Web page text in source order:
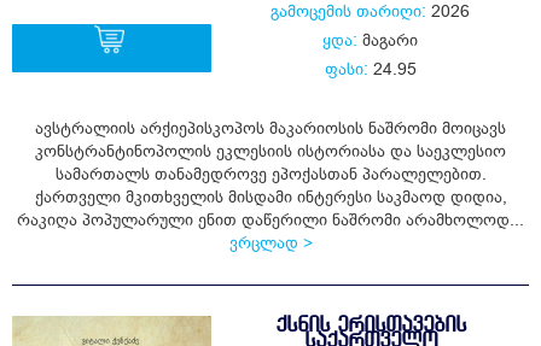
ყიდვა
გამოცემის თარიღი: 2026
ყდა: მაგარი
ფასი: 24.95
ავსტრალიის არქიეპისკოპოს მაკარიოსის ნაშრომი მოიცავს
კონსტრანტინოპოლის ეკლესიის ისტორიასა და საეკლესიო
სამართალს თანამედროვე ეპოქასთან პარალელებით.
ქართველი მკითხველის მისდამი ინტერესი საკმაოდ დიდია,
რაკიღა პოპულარული ენით დაწერილი ნაშრომი არამხოლოდ...
ვრცლად >
ᲥᲡᲜᲘᲡ ᲔᲠᲘᲡᲗᲐᲕᲔᲑᲘᲡ
ᲡᲐᲥᲐᲠᲗᲕᲔᲚᲝ